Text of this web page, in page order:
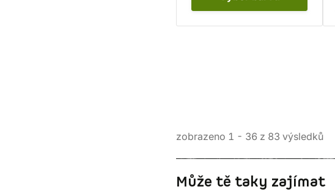
zobrazeno 1 - 36 z 83 výsledků
Může tě taky zajímat